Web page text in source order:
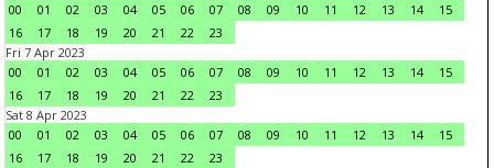
00
01 02 03 04 05 06 07 08 09 10 11 12 13 14
15
16
17 18 19 20 21 22
23
Fri 7 Apr 2023
00
01 02 03 04 05 06 07 08 09 10 11 12 13 14
15
16
17 18 19 20 21 22
23
Sat 8 Apr 2023
00
01 02 03 04 05 06 07 08 09 10 11 12 13 14
15
16
17 18 19 20 21 22
23